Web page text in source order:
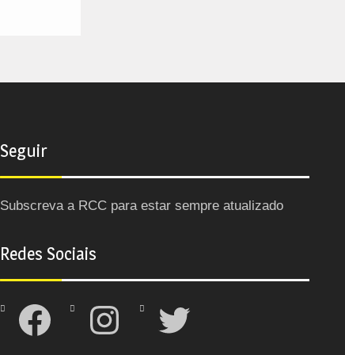
Seguir
Subscreva a RCC para estar sempre atualizado
Redes Sociais
Facebook Instagram Twitter